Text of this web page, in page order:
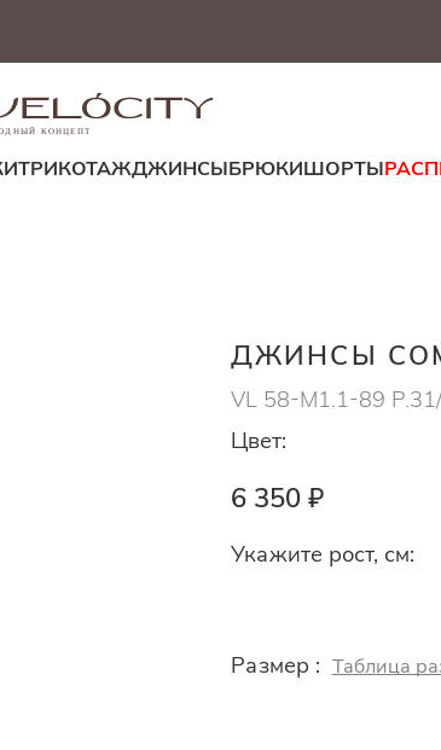
КОНЦЕПТ
ТРИКОТАЖДЖИНСЫБРЮКИШОРТЫ
ДЖИНСЫ
VL 58-M1.1-89
Цвет:
6 350 ₽
Укажите рост, см:
Размер : Таблица